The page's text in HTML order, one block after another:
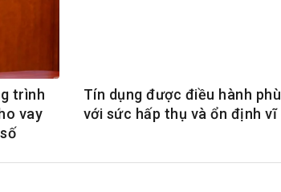
trình
vay
Tín dụng được điều hành
với sức hấp thụ và ổn định vĩ